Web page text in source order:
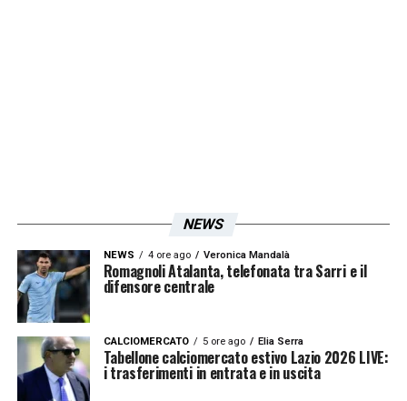
NEWS
NEWS 4 ore ago Veronica Mandalà
Romagnoli Atalanta, telefonata tra Sarri e il
difensore centrale
CALCIOMERCATO 5 ore ago Elia Serra
Tabellone calciomercato estivo Lazio 2026 LIVE:
i trasferimenti in entrata e in uscita